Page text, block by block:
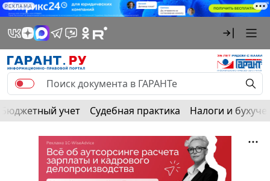
РЕКЛАМА
Бюджетный учет Судебная практика Налоги и